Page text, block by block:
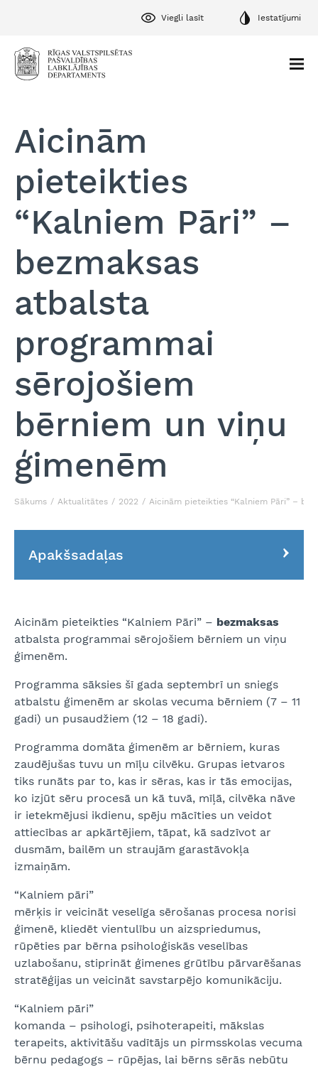
Viegli lasīt Iestatījumi
Aicinām
pieteikties
“Kalniem Pāri” –
bezmaksas
atbalsta
programmai
sērojošiem
bērniem un viņu
ģimenēm
Sākums Aktualitātes 2022 Aicinām pieteikties “Kalniem Pāri” –
Apakšsadaļas
Aicinām pieteikties “Kalniem Pāri” – bezmaksas
atbalsta programmai sērojošiem bērniem un viņu
ģimenēm.
Programma sāksies šī gada septembrī un sniegs
atbalstu ģimenēm ar skolas vecuma bērniem (7 – 11
gadi) un pusaudžiem (12 – 18 gadi).
Programma domāta ģimenēm ar bērniem, kuras
zaudējušas tuvu un mīļu cilvēku. Grupas ietvaros
tiks runāts par to, kas ir sēras, kas ir tās emocijas,
ko izjūt sēru procesā un kā tuvā, mīļā, cilvēka nāve
ir ietekmējusi ikdienu, spēju mācīties un veidot
attiecības ar apkārtējiem, tāpat, kā sadzīvot ar
dusmām, bailēm un straujām garastāvokļa
izmaiņām.
“Kalniem pāri”
mērķis ir veicināt veselīga sērošanas procesa norisi
ģimenē, kliedēt vientulību un aizspriedumus,
rūpēties par bērna psiholoģiskās veselības
uzlabošanu, stiprināt ģimenes grūtību pārvarēšanas
stratēģijas un veicināt savstarpējo komunikāciju.
“Kalniem pāri”
komanda – psihologi, psihoterapeiti, mākslas
terapeits, aktivitāšu vadītājs un pirmsskolas vecuma
bērnu pedagogs – rūpējas, lai bērns sērās nebūtu